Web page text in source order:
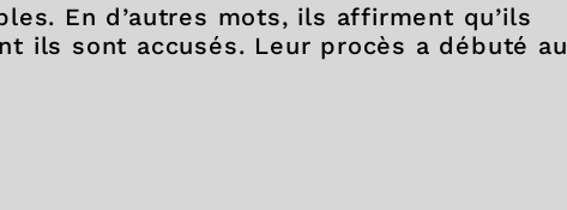
En d’autres mots, ils affirment qu’ils
ils sont accusés. Leur procès a débuté au